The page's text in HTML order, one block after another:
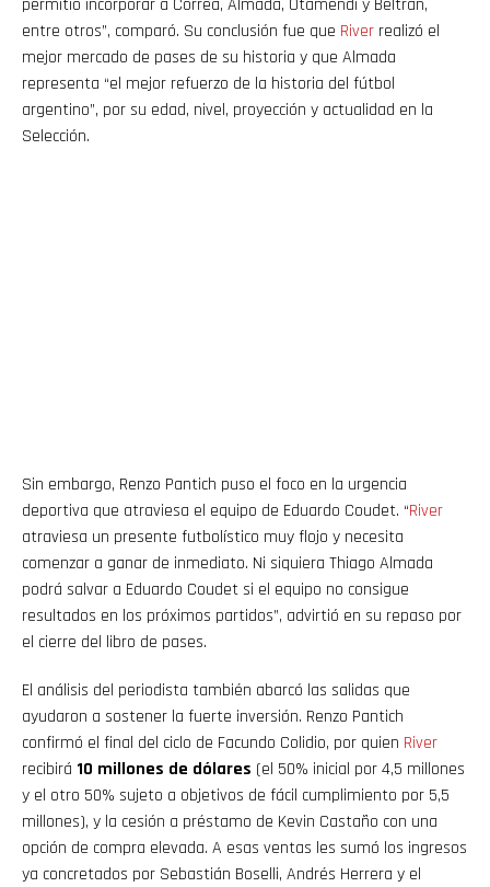
permitió incorporar a Correa, Almada, Otamendi y Beltrán,
entre otros”, comparó. Su conclusión fue que River realizó el
mejor mercado de pases de su historia y que Almada
representa “el mejor refuerzo de la historia del fútbol
argentino”, por su edad, nivel, proyección y actualidad en la
Selección.
Sin embargo, Renzo Pantich puso el foco en la urgencia
deportiva que atraviesa el equipo de Eduardo Coudet. “River
atraviesa un presente futbolístico muy flojo y necesita
comenzar a ganar de inmediato. Ni siquiera Thiago Almada
podrá salvar a Eduardo Coudet si el equipo no consigue
resultados en los próximos partidos”, advirtió en su repaso por
el cierre del libro de pases.
El análisis del periodista también abarcó las salidas que
ayudaron a sostener la fuerte inversión. Renzo Pantich
confirmó el final del ciclo de Facundo Colidio, por quien River
recibirá 10 millones de dólares (el 50% inicial por 4,5 millones
y el otro 50% sujeto a objetivos de fácil cumplimiento por 5,5
millones), y la cesión a préstamo de Kevin Castaño con una
opción de compra elevada. A esas ventas les sumó los ingresos
ya concretados por Sebastián Boselli, Andrés Herrera y el